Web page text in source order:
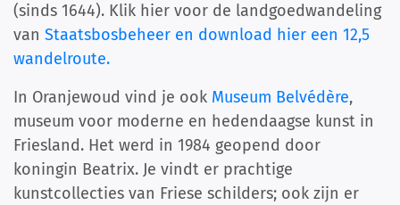
(sinds 1644). Klik hier voor de landgoedwandeling
van Staatsbosbeheer en download hier een 12,5
wandelroute.
In Oranjewoud vind je ook Museum Belvédère,
museum voor moderne en hedendaagse kunst in
Friesland. Het werd in 1984 geopend door
koningin Beatrix. Je vindt er prachtige
kunstcollecties van Friese schilders; ook zijn er